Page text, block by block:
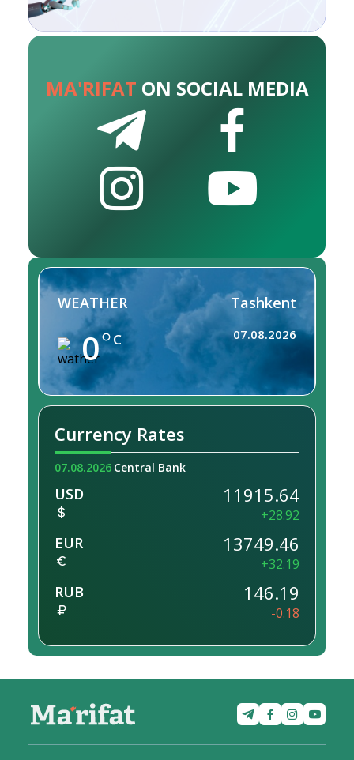
MA'RIFAT ON SOCIAL MEDIA
WEATHER
0 C
Tashkent
07.08.2026
Currency Rates
07.08.2026 Central Bank
USD 11915.64
+28.92
EUR 13749.46
+32.19
RUB 146.19
-0.18